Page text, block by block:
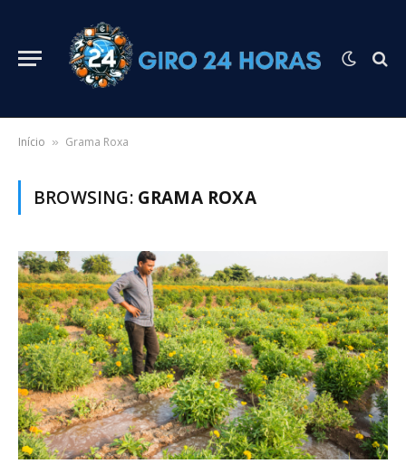
Início » Grama Roxa
BROWSING: GRAMA ROXA